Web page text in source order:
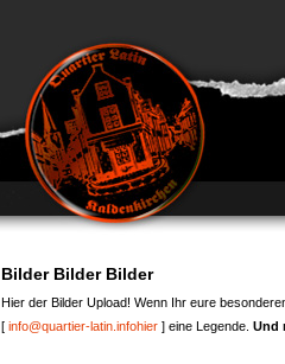
Bilder Bilder Bilder
Hier der Bilder Upload! Wenn Ihr eure
[ info@quartier-latin.infohier ] eine Legende. Und